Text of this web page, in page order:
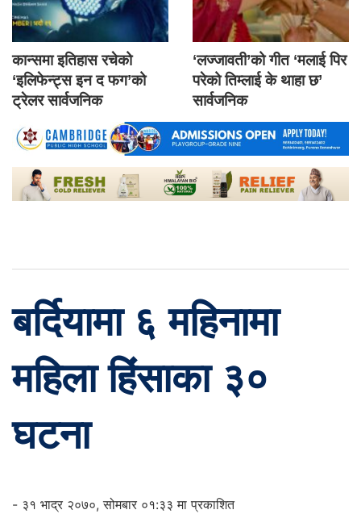
कान्समा इतिहास रचेको
‘इलिफेन्ट्स इन द फग’को
ट्रेलर सार्वजनिक
‘लज्जावती’को गीत ‘मलाई पिर
परेको तिम्लाई के थाहा छ’
सार्वजनिक
बर्दियामा ६ महिनामा
महिला हिंसाका ३०
घटना
- ३१ भाद्र २०७०, सोमबार ०१:३३ मा प्रकाशित